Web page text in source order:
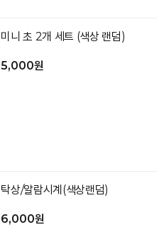
미니 초 2개 세트 (색상 랜덤)
5,000원
탁상/알람시계(색상랜덤)
6,000원